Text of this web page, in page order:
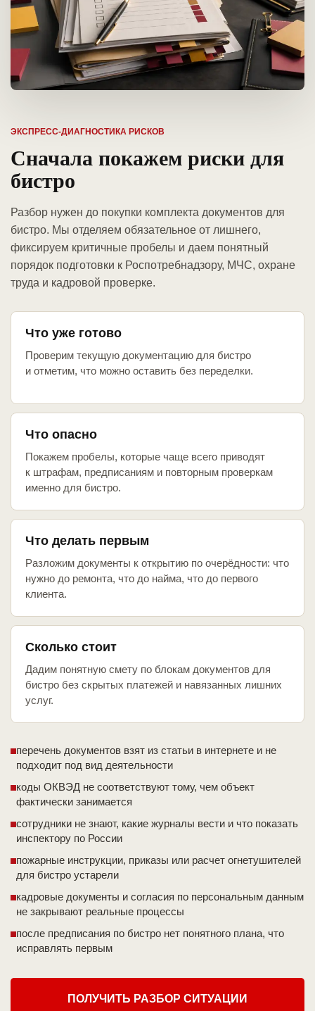
ЭКСПРЕСС-ДИАГНОСТИКА РИСКОВ
Сначала покажем риски для
бистро
Разбор нужен до покупки комплекта документов для
бистро. Мы отделяем обязательное от лишнего,
фиксируем критичные пробелы и даем понятный
порядок подготовки к Роспотребнадзору, МЧС, охране
труда и кадровой проверке.
Что уже готово
Проверим текущую документацию для бистро
и отметим, что можно оставить без переделки.
Что опасно
Покажем пробелы, которые чаще всего приводят
к штрафам, предписаниям и повторным проверкам
именно для бистро.
Что делать первым
Разложим документы к открытию по очерёдности: что
нужно до ремонта, что до найма, что до первого
клиента.
Сколько стоит
Дадим понятную смету по блокам документов для
бистро без скрытых платежей и навязанных лишних
услуг.
перечень документов взят из статьи в интернете и не
подходит под вид деятельности
коды ОКВЭД не соответствуют тому, чем объект
фактически занимается
сотрудники не знают, какие журналы вести и что показать
инспектору по России
пожарные инструкции, приказы или расчет огнетушителей
для бистро устарели
кадровые документы и согласия по персональным данным
не закрывают реальные процессы
после предписания по бистро нет понятного плана, что
исправлять первым
ПОЛУЧИТЬ РАЗБОР СИТУАЦИИ